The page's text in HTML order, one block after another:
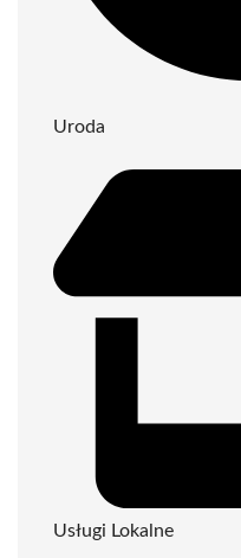
Uroda
Usługi Lokalne